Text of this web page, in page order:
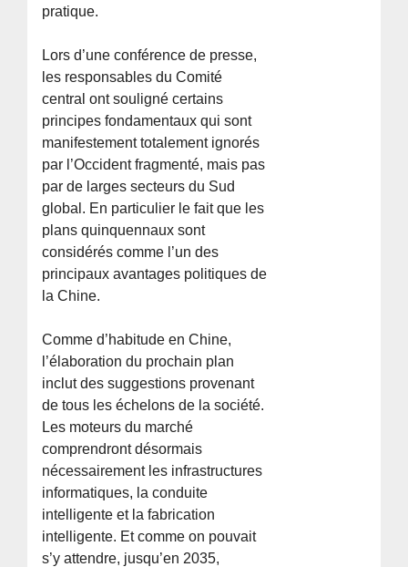
pratique.
Lors d’une conférence de presse,
les responsables du Comité
central ont souligné certains
principes fondamentaux qui sont
manifestement totalement ignorés
par l’Occident fragmenté, mais pas
par de larges secteurs du Sud
global. En particulier le fait que les
plans quinquennaux sont
considérés comme l’un des
principaux avantages politiques de
la Chine.
Comme d’habitude en Chine,
l’élaboration du prochain plan
inclut des suggestions provenant
de tous les échelons de la société.
Les moteurs du marché
comprendront désormais
nécessairement les infrastructures
informatiques, la conduite
intelligente et la fabrication
intelligente. Et comme on pouvait
s’y attendre, jusqu’en 2035,